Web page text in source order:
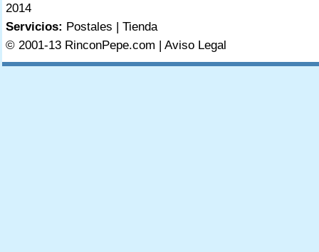
2014
Servicios: Postales | Tienda
© 2001-13 RinconPepe.com | Aviso Legal